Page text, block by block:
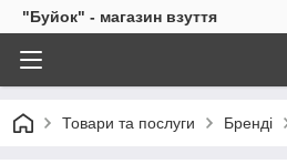
"Буйок" - магазин взуття
Товари та послуги Бренді